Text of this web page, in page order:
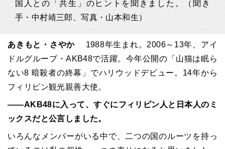
国人との「共生」のヒントを聞きました。（聞き
手・中村靖三郎、写真・山本和生）
あきもと・さやか 1988年生まれ。2006～13年、アイ
ドルグループ・AKB48で活躍。今年公開の「山猫は眠ら
ない8 暗殺者の終幕」でハリウッドデビュー。14年から
フィリピン観光親善大使。
――AKB48に入って、すぐにフィリピン人と日本人のミ
ックスだと公言しました。
いろんなメンバーがいる中で、二つの国のルーツを持っ